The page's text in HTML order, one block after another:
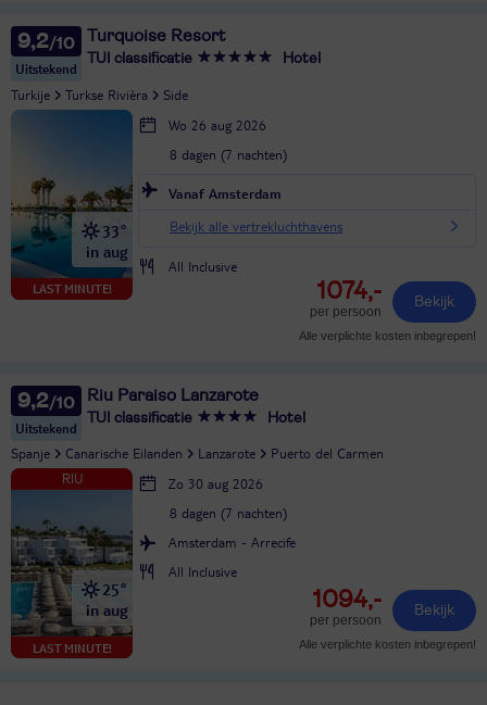
9,2
Uitstekend
Turquoise Resort
TUI classificatie Hotel
Turkije Turkse Rivièra Side
LAST MINUTE!
33°
in aug
Wo 26 aug 2026
8 dagen (7 nachten)
Vanaf Amsterdam
Bekijk alle vertrekluchthavens
All Inclusive
1074,-
per persoon
Bekijk
Alle verplichte kosten inbegrepen!
9,2
Uitstekend
Riu Paraiso Lanzarote
TUI classificatie Hotel
Spanje Canarische Eilanden Lanzarote Puerto del Carmen
LAST MINUTE!
25°
in aug
Zo 30 aug 2026
8 dagen (7 nachten)
Amsterdam - Arrecife
All Inclusive
1094,-
per persoon
Bekijk
Alle verplichte kosten inbegrepen!